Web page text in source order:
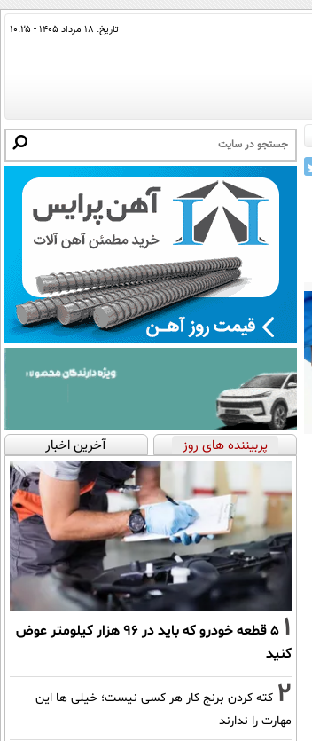
تاریخ: ۱۸ مرداد ۱۴۰۵ - ۱۰:۲۵
پربیننده های روز آخرین اخبار
1
۵ قطعه خودرو که باید در ۹۶ هزار کیلومتر عوض
کنید
2 کته کردن برنج کار هر کسی نیست؛ خیلی ها این
مهارت را ندارند